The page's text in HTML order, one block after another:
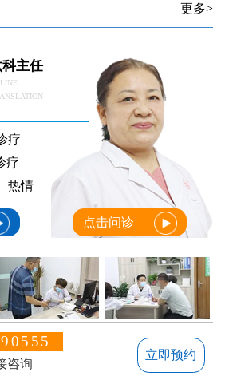
风初期症状是什么样的
更多>
科主任
疗
疗
热情
点击问诊
咨询
立即预约